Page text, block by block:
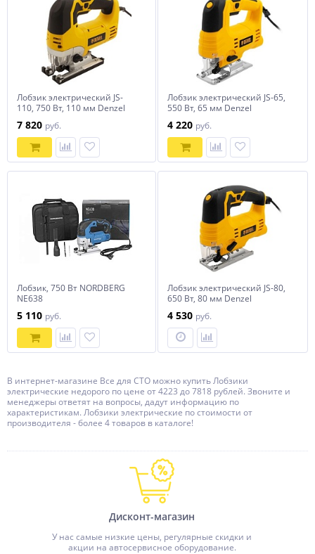
Лобзик электрический JS-
110, 750 Вт, 110 мм Denzel
7 820 руб.
Лобзик электрический JS-65,
550 Вт, 65 мм Denzel
4 220 руб.
Лобзик, 750 Вт NORDBERG
NE638
5 110 руб.
Лобзик электрический JS-80,
650 Вт, 80 мм Denzel
4 530 руб.
В интернет-магазине Все для СТО можно купить Лобзики
электрические недорого по цене от 4223 до 7818 рублей. Звоните и
менеджеры ответят на вопросы, дадут информацию по
характеристикам. Лобзики электрические по стоимости от
производителя - более 4 товаров в каталоге!
Дисконт-магазин
У нас самые низкие цены, регулярные скидки и
акции на автосервисное оборудование.